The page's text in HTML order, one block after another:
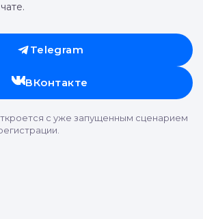
Telegram
ВКонтакте
с уже запущенным сценарием